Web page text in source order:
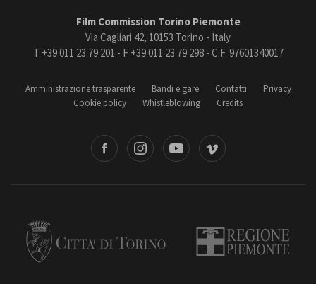
Film Commission Torino Piemonte
Via Cagliari 42, 10153 Torino - Italy
T +39 011 23 79 201 - F +39 011 23 79 298 - C.F. 97601340017
Amministrazione trasparente Bandi e gare Contatti
Privacy
Cookie policy
Whistleblowing Credits
Vimeo
Regione Piemonte